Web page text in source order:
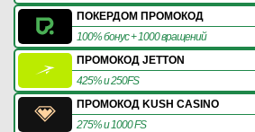
ПОКЕРДОМ ПРОМОКОД
100% бонус + 1000 вращений
ПРОМОКОД JETTON
425% и 250FS
ПРОМОКОД KUSH CASINO
275% и 1000 FS